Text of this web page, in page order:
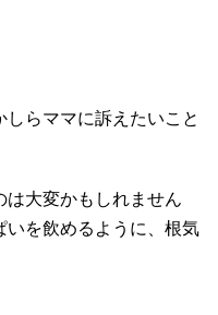
らママに訴えたいこと
は大変かもしれません
いを飲めるように、根気